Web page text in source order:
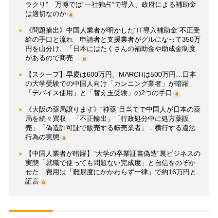
ラクリ” 万博では“一社独占”で導入、政府による補助金
は適切なのか
《問題摘出》中国人業者が明かした“IT導入補助金”不正受
給の手口と流れ 申請者と支援業者がグルになって350万
円を山分け、「日本にはたくさんの補助金や助成金制度
があるので商売…
【スクープ】早慶は600万円、MARCHは500万円…日本
の大学受験での中国人向け「カンニング業者」が暗躍
「デバイス使用」と「替え玉受験」の2つの手口
《大阪の薬局譲ります》“神薬”目当てで中国人が日本の薬
局を続々買収 「不正輸出」「行政処分中に処方薬販
売」「偽造許可証で販売する転売業者」…横行する違法
行為の実態
【中国人業者が暗躍】“大学の卒業証書偽造”裏ビジネスの
実態「就職で使っても問題ない完成度」と自信をのぞか
せた…費用は「難易度にかかわらず一律」で約16万円と
証言